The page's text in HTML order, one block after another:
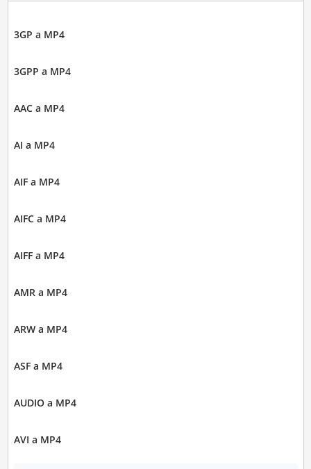
3GP a MP4
3GPP a MP4
AAC a MP4
AI a MP4
AIF a MP4
AIFC a MP4
AIFF a MP4
AMR a MP4
ARW a MP4
ASF a MP4
AUDIO a MP4
AVI a MP4